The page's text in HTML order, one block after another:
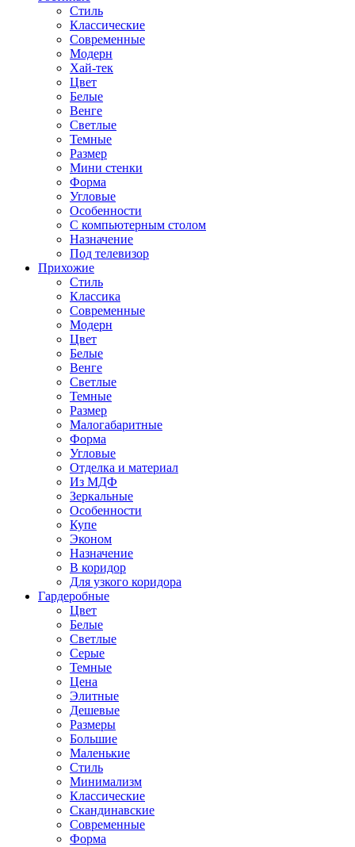
Стиль
Классические
Современные
Модерн
Хай-тек
Цвет
Белые
Венге
Светлые
Темные
Размер
Мини стенки
Форма
Угловые
Особенности
С компьютерным столом
Назначение
Под телевизор
Прихожие
Стиль
Классика
Современные
Модерн
Цвет
Белые
Венге
Светлые
Темные
Размер
Малогабаритные
Форма
Угловые
Отделка и материал
Из МДФ
Зеркальные
Особенности
Купе
Эконом
Назначение
В коридор
Для узкого коридора
Гардеробные
Цвет
Белые
Светлые
Серые
Темные
Цена
Элитные
Дешевые
Размеры
Большие
Маленькие
Стиль
Минимализм
Классические
Скандинавские
Современные
Форма